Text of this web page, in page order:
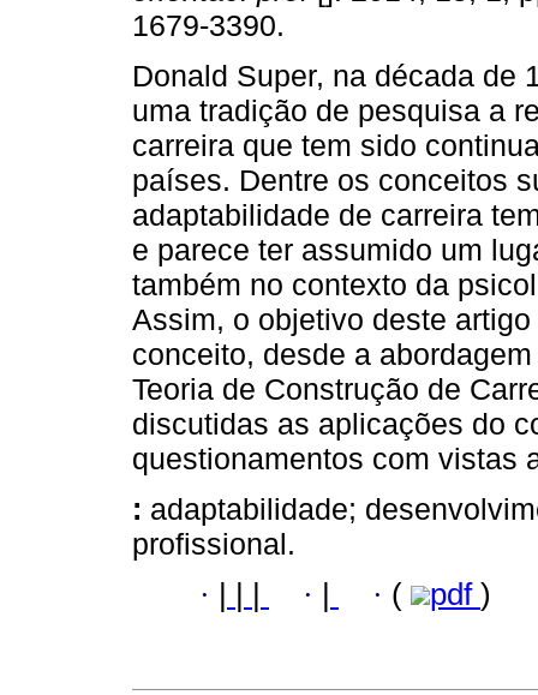
1679-3390.
Donald Super, na década de
uma tradição de pesquisa a
carreira que tem sido
países. Dentre os conceitos
adaptabilidade de carreira
e parece ter assumido um
também no contexto da
Assim, o objetivo deste
conceito, desde a
Teoria de Construção de
discutidas as aplicações do
questionamentos com vistas
: adaptabilidade;
profissional.
· · · ( pdf )